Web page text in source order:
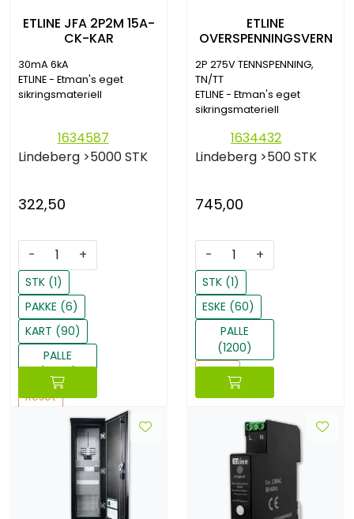
ETLINE JFA 2P2M 15A-
CK-KAR
30mA 6kA
ETLINE - Etman's eget
sikringsmateriell
1634587
Lindeberg >5000 STK
322,50
- +
STK (1)
PAKKE (6)
KART (90)
PALLE
(2340)
Reset
ETLINE
OVERSPENNINGSVERN
2P 275V TENNSPENNING,
TN/TT
ETLINE - Etman's eget
sikringsmateriell
1634432
Lindeberg >500 STK
745,00
- +
STK (1)
ESKE (60)
PALLE
(1200)
Reset